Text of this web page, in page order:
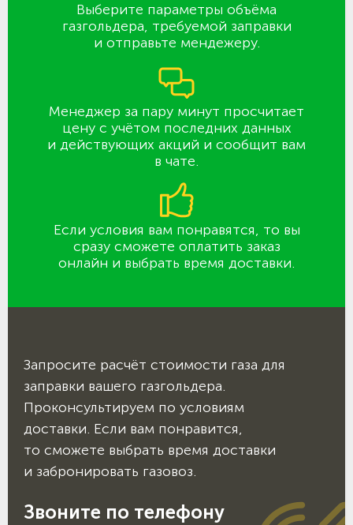
Выберите параметры объёма
газгольдера, требуемой заправки
и отправьте мендежеру.
Менеджер за пару минут просчитает
цену с учётом последних данных
и действующих акций и сообщит вам
в чате.
Если условия вам понравятся, то вы
сразу сможете оплатить заказ
онлайн и выбрать время доставки.
Запросите расчёт стоимости газа для
заправки вашего газгольдера.
Проконсультируем по условиям
доставки. Если вам понравится,
то сможете выбрать время доставки
и забронировать газовоз.
Звоните по телефону